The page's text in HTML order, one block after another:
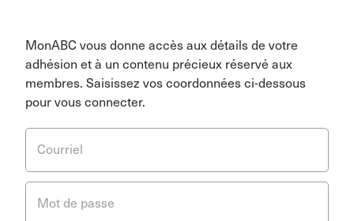
MonABC vous donne accès aux détails de votre
adhésion et à un contenu précieux réservé aux
membres. Saisissez vos coordonnées ci-dessous
pour vous connecter.
Courriel
Mot de passe